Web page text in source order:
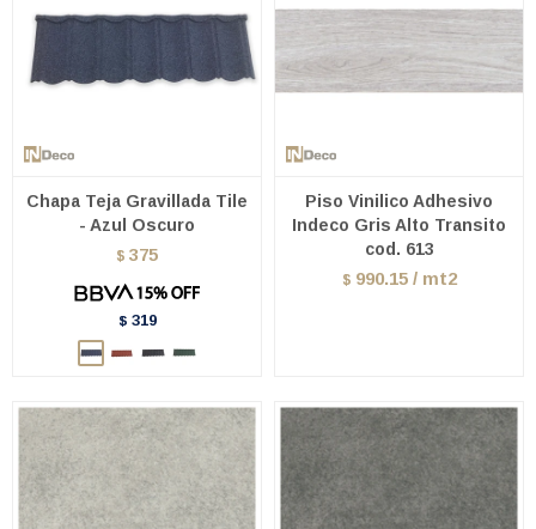
Chapa Teja Gravillada Tile
- Azul Oscuro
$ 375
$ 319
Piso Vinilico Adhesivo
Indeco Gris Alto Transito
cod. 613
$ 990.15 / mt2